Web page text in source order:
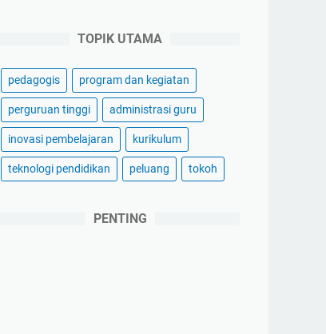
TOPIK UTAMA
pedagogis program dan kegiatan
perguruan tinggi administrasi guru
inovasi pembelajaran kurikulum
teknologi pendidikan peluang tokoh
PENTING